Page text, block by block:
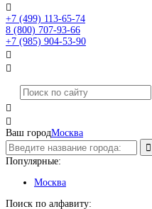

+7 (499) 113-65-74
8 (800) 707-93-66
+7 (985) 904-53-90




Ваш городМосква
Популярные:
Москва
Поиск по алфавиту: